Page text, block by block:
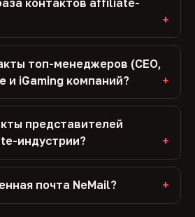
топ-менеджеров (CEO,
и iGaming компаний?
представителей
индустрии?
почта NeMail?